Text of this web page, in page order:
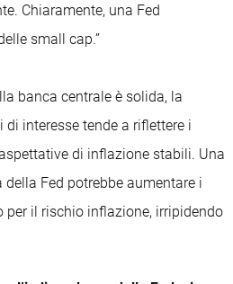
Chiaramente, una Fed
small cap.”
banca centrale è solida, la
interesse tende a riflettere i
di inflazione stabili. Una
della Fed potrebbe aumentare i
il rischio inflazione, irripidendo